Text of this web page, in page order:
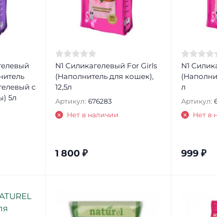
с
5л
N1 Силикагелевый For Girls
(Наполнитель для кошек),
12,5л
Артикул: 676283
Нет в наличии
1 800 ₽
N1
л
Артикул:
Нет в
999 ₽